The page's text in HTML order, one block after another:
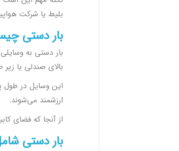
بلیط یا شرکت
بار دستی
بار دستی به
بالای صندلی یا
این وسایل در طول
ارزشمند می‌شوند.
از آنجا که فضای
بار دستی